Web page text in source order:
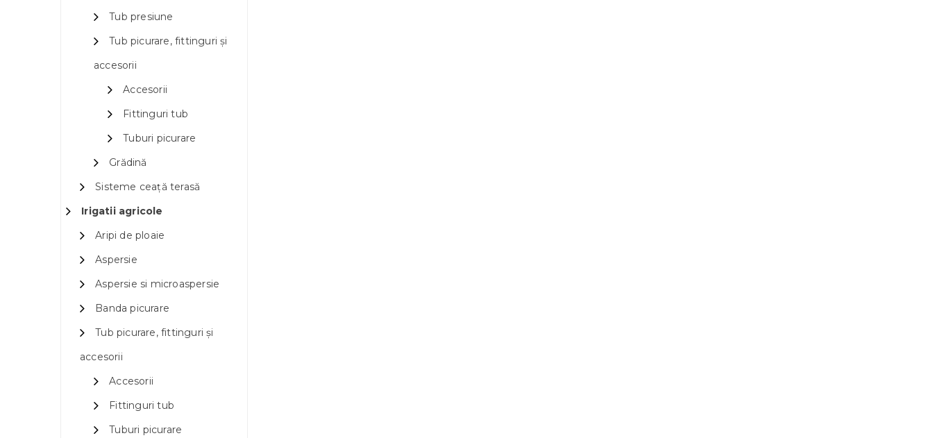
Tub presiune
Tub picurare, fittinguri și
accesorii
Accesorii
Fittinguri tub
Tuburi picurare
Grădină
Sisteme ceață terasă
Irigatii agricole
Aripi de ploaie
Aspersie
Aspersie si microaspersie
Banda picurare
Tub picurare, fittinguri și
accesorii
Accesorii
Fittinguri tub
Tuburi picurare